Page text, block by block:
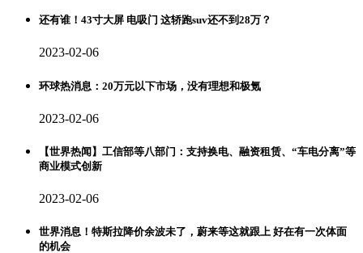
还有谁！43寸大屏 电吸门 这轿跑suv还不到28万？
2023-02-06
环球热消息：20万元以下市场，没有理想和极氪
2023-02-06
【世界热闻】工信部等八部门：支持换电、融资租赁、“车电分离”等
商业模式创新
2023-02-06
世界消息！特斯拉降价余波未了，蔚来等这就跟上 好在有一次体面
的机会